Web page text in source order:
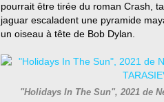
pourrait être tirée du roman Crash,
jaguar escaladent une pyramide
un oiseau à tête de Bob Dylan.
"Holidays In The Sun", 2021 de